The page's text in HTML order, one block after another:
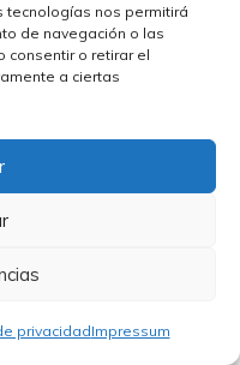
tecnologías nos permitirá
de navegación o las
consentir o retirar el
a ciertas
privacidadImpressum
una
podrá considerarse
vigente. Antes de
que el modelo
se